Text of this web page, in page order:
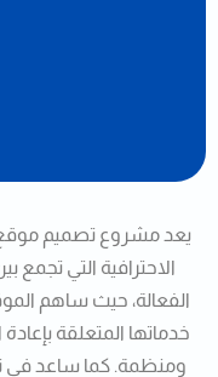
الاحترافية التي
الفعالة، حيث ساهم
خدماتها المتعلقة
ومنظمة. كما ساعد في